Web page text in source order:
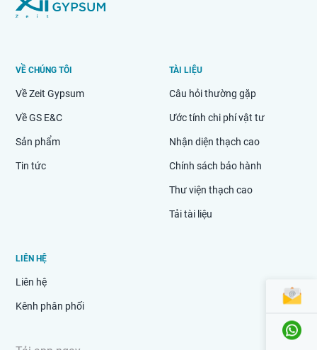
VỀ CHÚNG TÔI
Về Zeit Gypsum
Về GS E&C
Sản phẩm
Tin tức
TÀI LIỆU
Câu hỏi thường gặp
Ước tính chi phí vật tư
Nhận diện thạch cao
Chính sách bảo hành
Thư viện thạch cao
Tải tài liệu
LIÊN HỆ
Liên hệ
Kênh phân phối